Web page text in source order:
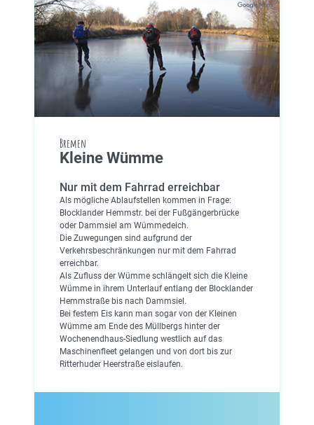
Bremen
Kleine Wümme
Nur mit dem Fahrrad erreichbar
Als mögliche Ablaufstellen kommen in Frage:
Blocklander Hemmstr. bei der Fußgängerbrücke
oder Dammsiel am Wümmedeich.
Die Zuwegungen sind aufgrund der
Verkehrsbeschränkungen nur mit dem Fahrrad
erreichbar.
Als Zufluss der Wümme schlängelt sich die Kleine
Wümme in ihrem Unterlauf entlang der Blocklander
Hemmstraße bis nach Dammsiel.
Bei festem Eis kann man sogar von der Kleinen
Wümme am Ende des Müllbergs hinter der
Wochenendhaus-Siedlung westlich auf das
Maschinenfleet gelangen und von dort bis zur
Ritterhuder Heerstraße eislaufen.